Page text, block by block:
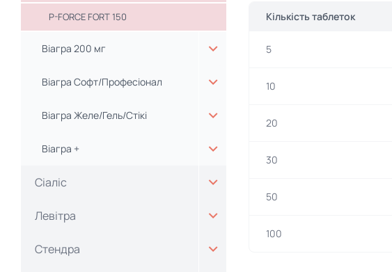
P-FORCE FORT 150
Віагра 200 мг
Віагра Софт/Професіонал
Віагра Желе/Гель/Стікі
Віагра +
Сіаліс
Левітра
Стендра
Кількість таблеток
5
10
20
30
50
100